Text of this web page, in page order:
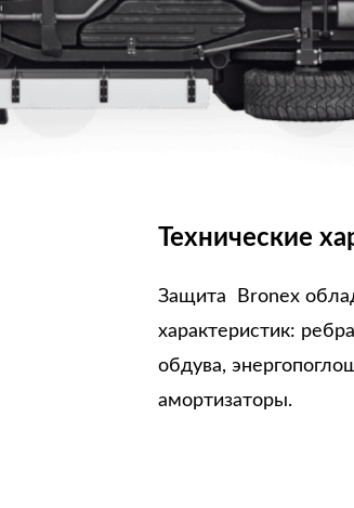
Технические
Защита Bronex
характеристик:
обдува,
амортизаторы.